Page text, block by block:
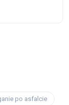
po asfalcie